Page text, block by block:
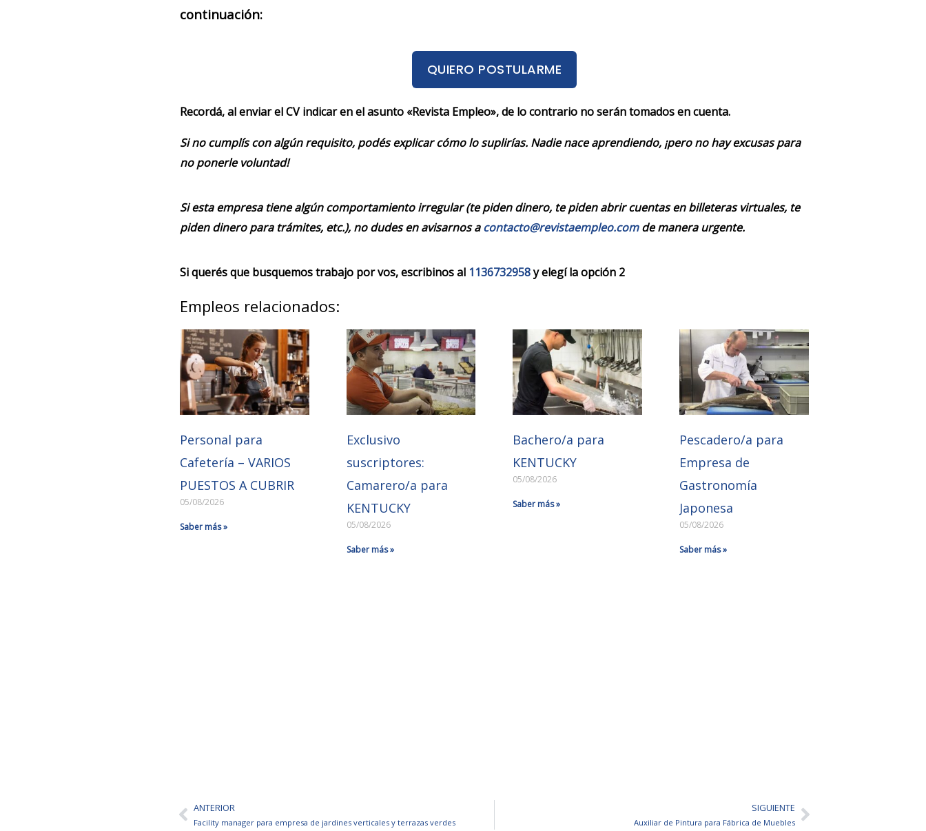
continuación:
QUIERO POSTULARME
Recordá, al enviar el CV indicar en el asunto «Revista Empleo», de lo contrario no serán tomados en cuenta.
Si no cumplís con algún requisito, podés explicar cómo lo suplirías. Nadie nace aprendiendo, ¡pero no hay excusas para
no ponerle voluntad!
Si esta empresa tiene algún comportamiento irregular (te piden dinero, te piden abrir cuentas en billeteras virtuales, te
piden dinero para trámites, etc.), no dudes en avisarnos acontacto@revistaempleo.comde manera urgente.
Si querés que busquemos trabajo por vos, escribinos al 1136732958y elegí la opción 2
Empleos relacionados:
Personal para
Cafetería – VARIOS
PUESTOS A CUBRIR
05/08/2026
Saber más »
Exclusivo
suscriptores:
Camarero/a para
KENTUCKY
05/08/2026
Saber más »
Bachero/a para
KENTUCKY
05/08/2026
Saber más »
Pescadero/a para
Empresa de
Gastronomía
Japonesa
05/08/2026
Saber más »
AntANTERIOR
Facility manager para empresa de jardines verticales y terrazas verdes
SIGUIENTE
Auxiliar de Pintura para Fábrica de MueblesSiguiente